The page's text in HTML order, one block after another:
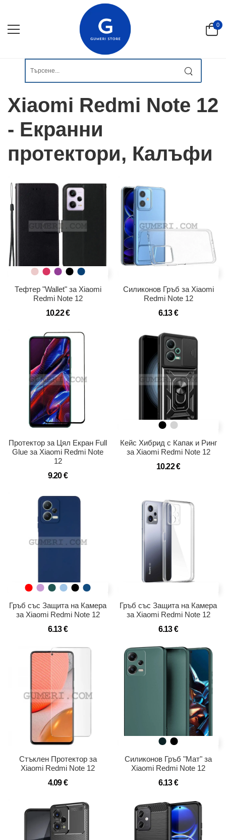
0
Xiaomi Redmi Note 12
- Екранни
протектори, Калъфи
Тефтер "Wallet" за Xiaomi
Redmi Note 12
10.22 €
Силиконов Гръб за Xiaomi
Redmi Note 12
6.13 €
Протектор за Цял Екран Full
Glue за Xiaomi Redmi Note
12
9.20 €
Кейс Хибрид с Капак и Ринг
за Xiaomi Redmi Note 12
10.22 €
Гръб със Защита на Камера
за Xiaomi Redmi Note 12
6.13 €
Гръб със Защита на Камера
за Xiaomi Redmi Note 12
6.13 €
Стъклен Протектор за
Xiaomi Redmi Note 12
4.09 €
Силиконов Гръб "Мат" за
Xiaomi Redmi Note 12
6.13 €